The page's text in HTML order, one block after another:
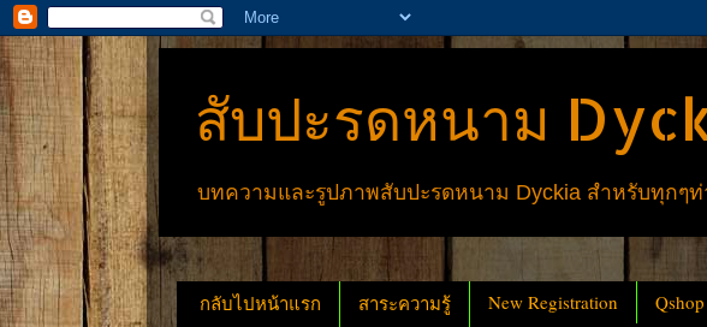
สับปะรดหนาม
บทความและรูปภาพสับปะรดหนาม Dyckia สำหรับทุกๆท่
กลับไปหน้าแรก สาระความรู้ New Registration Qshop